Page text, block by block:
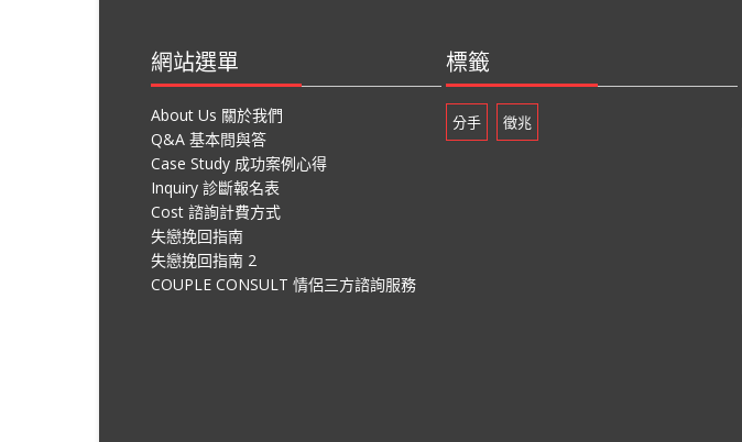
網站選單
About Us 關於我們
Q&A 基本問與答
Case Study 成功案例心得
Inquiry 診斷報名表
Cost 諮詢計費方式
失戀挽回指南
失戀挽回指南 2
COUPLE CONSULT 情侶三方諮詢服務
標籤
分手 徵兆